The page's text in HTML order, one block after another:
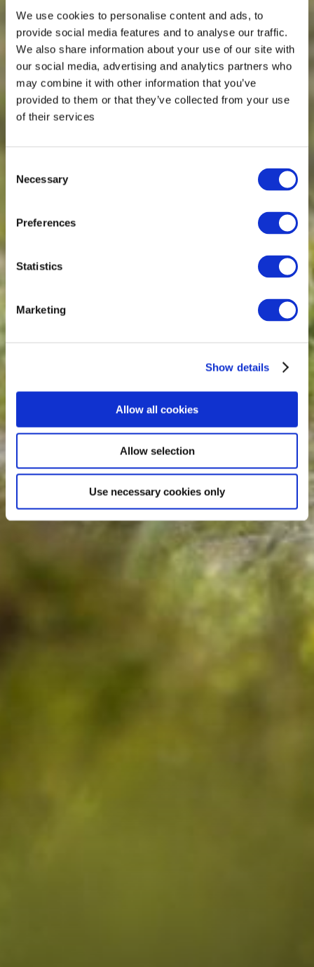
We use cookies to personalise content and ads, to
provide social media features and to analyse our traffic.
We also share information about your use of our site with
our social media, advertising and analytics partners who
may combine it with other information that you’ve
provided to them or that they’ve collected from your use
of their services
Selection
Necessary
Preferences
Statistics
Marketing
Show details
Allow all cookies
Allow selection
Use necessary cookies only